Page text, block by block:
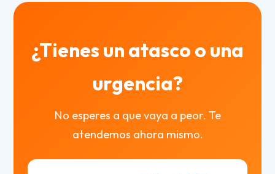
¿Tienes un atasco o una
urgencia?
No esperes a que vaya a peor. Te
atendemos ahora mismo.